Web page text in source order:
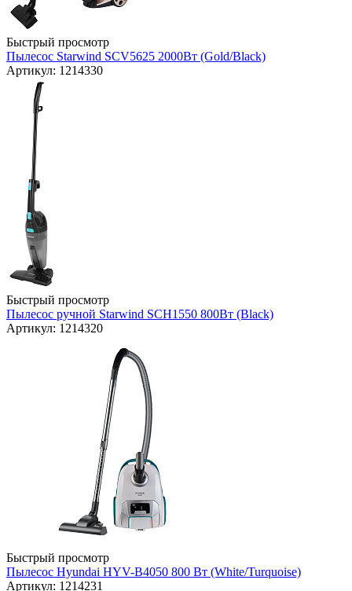
Быстрый просмотр
Пылесос Starwind SCV5625 2000Вт (Gold/Black)
Артикул: 1214330
Быстрый просмотр
Пылесос ручной Starwind SCH1550 800Вт (Black)
Артикул: 1214320
Быстрый просмотр
Пылесос Hyundai HYV-B4050 800 Вт (White/Turquoise)
Артикул: 1214231